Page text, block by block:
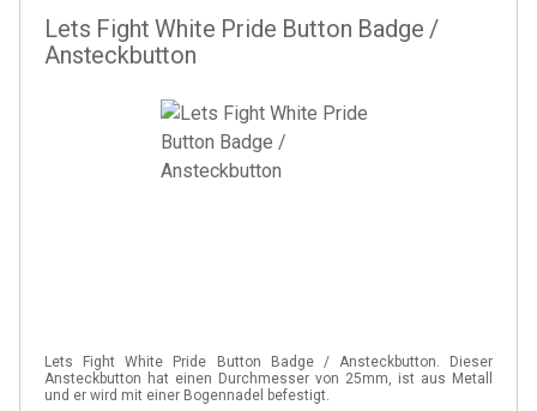
Lets Fight White Pride Button Badge /
Ansteckbutton
Lets Fight White Pride Button Badge / Ansteckbutton. Dieser
Ansteckbutton hat einen Durchmesser von 25mm, ist aus Metall
und er wird mit einer Bogennadel befestigt.